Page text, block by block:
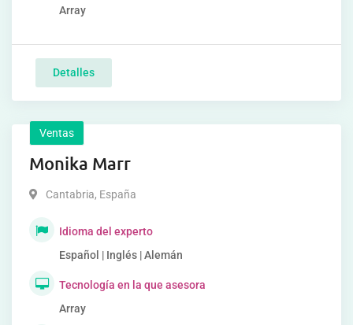
Array
Detalles
Ventas
Monika Marr
Cantabria, España
Idioma del experto
Español | Inglés | Alemán
Tecnología en la que asesora
Array